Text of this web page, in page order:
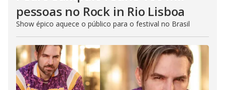
pessoas no Rock in Rio Lisboa
Show épico aquece o público para o festival no Brasil